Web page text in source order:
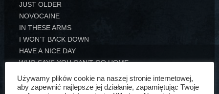
JUST OLDER
NOVOCAINE
IN THESE ARMS
I WON’T BACK DOWN
HAVE A NICE DAY
WHO SAYS YOU CAN’T GO HOME
IT’S MY LIFE
I’LL BE THERE FOR YOU (a)
Używamy plików cookie na naszej stronie internetowej,
aby zapewnić najlepsze jej działanie, zapamiętując Twoje